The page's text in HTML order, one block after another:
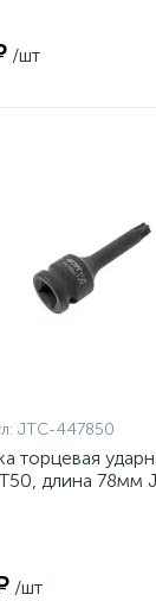
/шт
JTC-447850
торцевая
длина 78мм
/шт